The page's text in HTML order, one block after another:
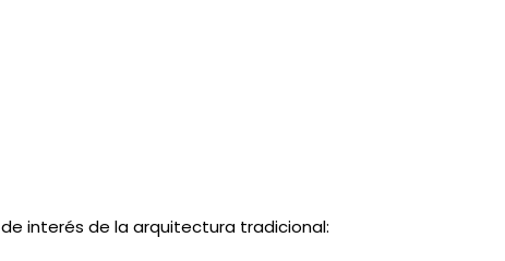
interés de la arquitectura tradicional: